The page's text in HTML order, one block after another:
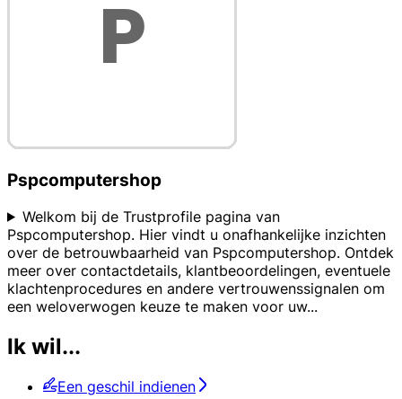
Pspcomputershop
Welkom bij de Trustprofile pagina van
Pspcomputershop. Hier vindt u onafhankelijke inzichten
over de betrouwbaarheid van Pspcomputershop. Ontdek
meer over contactdetails, klantbeoordelingen, eventuele
klachtenprocedures en andere vertrouwenssignalen om
een weloverwogen keuze te maken voor uw...
Ik wil...
Een geschil indienen